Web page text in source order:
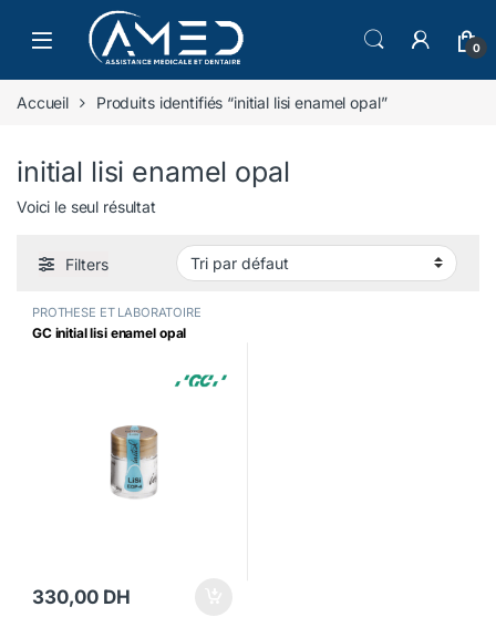
Skip to navigation
Skip to content
0
Accueil Produits identifiés “initial lisi enamel opal”
initial lisi enamel opal
Voici le seul résultat
Filters
PROTHESE ET LABORATOIRE
GC initial lisi enamel opal
330,00 DH